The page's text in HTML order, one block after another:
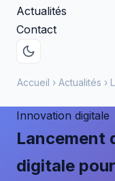
Actualités
Contact
Accueil › Actualités ›
Innovation digitale
Lancement
digitale